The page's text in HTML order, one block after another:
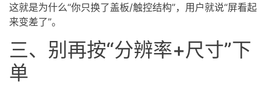
这就是为什么“你只换了盖板/触控结构”，用户就说“屏看起
来变差了”。
三、别再按“分辨率+尺寸”下
单